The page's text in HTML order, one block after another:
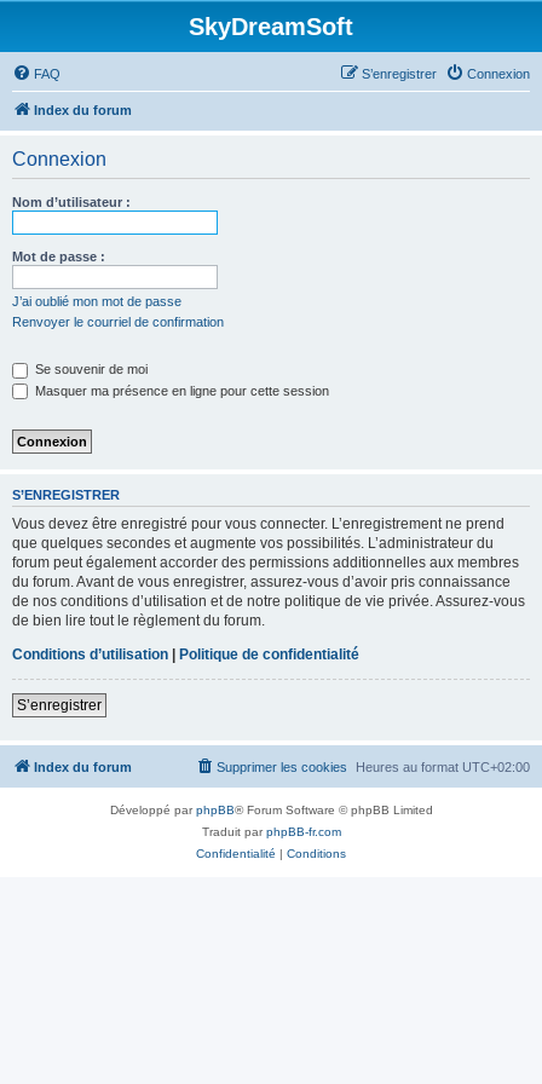
SkyDreamSoft
FAQ Connexion
S’enregistrer
Index du forum
Connexion
Nom d’utilisateur :
Mot de passe :
J’ai oublié mon mot de passe
Renvoyer le courriel de confirmation
Se souvenir de moi
Masquer ma présence en ligne pour cette session
S’ENREGISTRER
Vous devez être enregistré pour vous connecter. L’enregistrement ne prend
que quelques secondes et augmente vos possibilités. L’administrateur du
forum peut également accorder des permissions additionnelles aux membres
du forum. Avant de vous enregistrer, assurez-vous d’avoir pris connaissance
de nos conditions d’utilisation et de notre politique de vie privée. Assurez-vous
de bien lire tout le règlement du forum.
Conditions d’utilisation | Politique de confidentialité
S’enregistrer
Index du forum Heures au format UTC+02:00
Supprimer les cookies
Développé parphpBB® Forum Software © phpBB Limited
Traduit parphpBB-fr.com
Confidentialité | Conditions